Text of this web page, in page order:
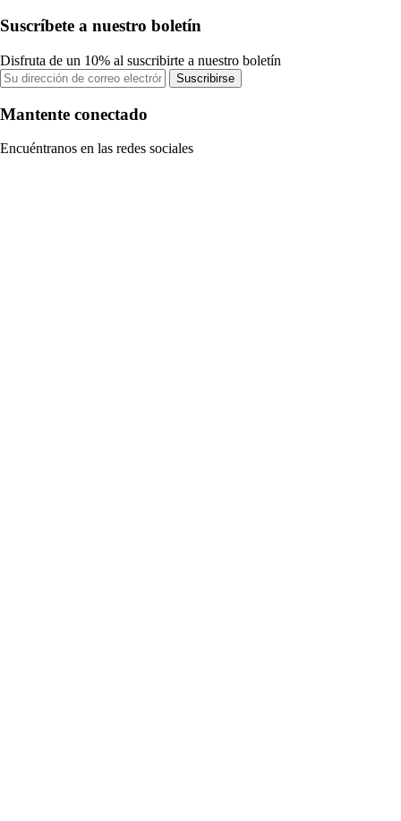
Suscríbete a nuestro boletín
Disfruta de un 10% al suscribirte a nuestro boletín
Suscribirse
Mantente conectado
Encuéntranos en las redes sociales